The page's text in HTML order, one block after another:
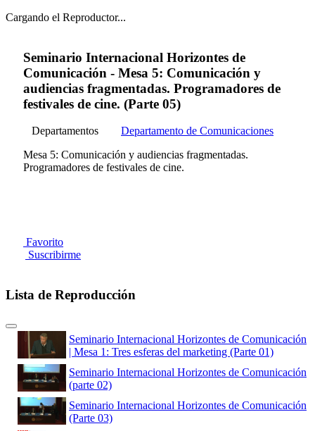
Cargando el Reproductor...
Seminario Internacional Horizontes de
Comunicación - Mesa 5: Comunicación y
audiencias fragmentadas. Programadores de
festivales de cine. (Parte 05)
Departamentos
Departamento de Comunicaciones
Mesa 5: Comunicación y audiencias fragmentadas.
Programadores de festivales de cine.
Favorito
Suscribirme
Lista de Reproducción
Seminario Internacional Horizontes de Comunicación
| Mesa 1: Tres esferas del marketing (Parte 01)
Seminario Internacional Horizontes de Comunicación
(parte 02)
Seminario Internacional Horizontes de Comunicación
(Parte 03)